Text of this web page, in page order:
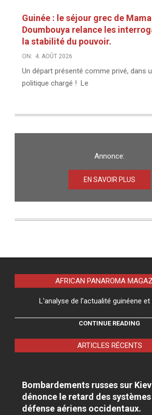
Guinée : le séjour grec de
Doumbouya relance les
la stabilité du pouvoir.
ON: 4. AOÛT 2026
Un départ présenté comme privé, dans
politique chargé ! Le
Annonce:
EN SAVOIR PLUS
AFRICAN PANAROMA
L'analyse de l'actualité guinéene
CONTINUE READING
ARTICLES RÉCENTS
Bombardements russes sur
dénonce le retard des
défense aériens occidentaux.